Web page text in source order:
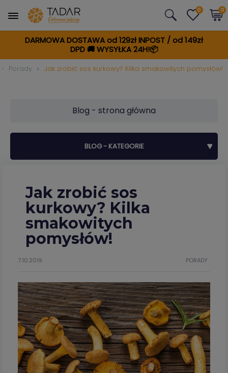
DARMOWA DOSTAWA od 129zł INPOST / od 149zł
DPD🚚WYSYŁKA 24H!📦
0 0
Porady Jak zrobić sos kurkowy? Kilka smakowitych pomysłów!
BLOG - KATEGORIE
Blog - strona główna
Jak zrobić sos
kurkowy? Kilka
smakowitych
pomysłów!
PORADY
7.10.2019